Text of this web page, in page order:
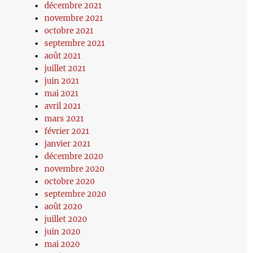
décembre 2021
novembre 2021
octobre 2021
septembre 2021
août 2021
juillet 2021
juin 2021
mai 2021
avril 2021
mars 2021
février 2021
janvier 2021
décembre 2020
novembre 2020
octobre 2020
septembre 2020
août 2020
juillet 2020
juin 2020
mai 2020